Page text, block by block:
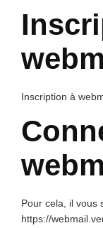
Inscription à
Pour cela, il vous
https://